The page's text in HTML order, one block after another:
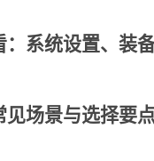
系统设置、装
场景与选择要